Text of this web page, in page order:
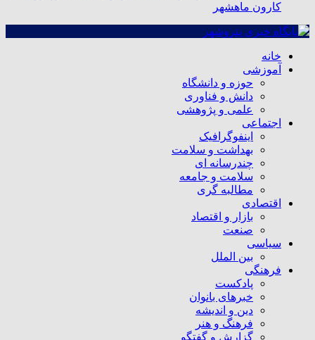
کارون ماهشهر
خانه
آموزشی
حوزه و دانشگاه
دانش و فناوری
علمی و پژوهشی
اجتماعی
اینفوگرافیک
بهداشت و سلامت
چندرسانه ای
سلامت و جامعه
مطالبه گری
اقتصادی
بازار و اقتصاد
صنعت
سیاسی
بین الملل
فرهنگی
پادکست
خبرهای بانوان
دین و اندیشه
فرهنگ و هنر
گزارش و گفتگو